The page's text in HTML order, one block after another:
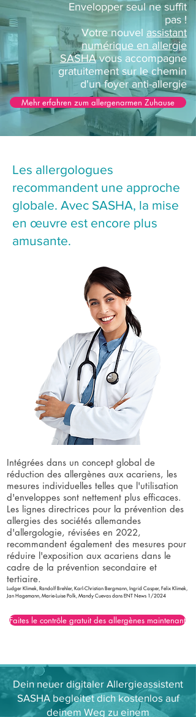
Envelopper seul ne suffit
pas !
Votre nouvel assistant
numérique en allergie
SASHAvous accompagne
gratuitement sur le chemin
d'un foyer anti-allergie
Mehr erfahren zum allergenarmen Zuhause
Les allergologues
recommandent une approche
globale. Avec SASHA, la mise
en œuvre est encore plus
amusante.
Intégrées dans un concept global de
réduction des allergènes aux acariens, les
mesures individuelles telles que l'utilisation
d'enveloppes sont nettement plus efficaces.
Les lignes directrices pour la prévention des
allergies des sociétés allemandes
d'allergologie, révisées en 2022,
recommandent également des mesures pour
réduire l'exposition aux acariens dans le
cadre de la prévention secondaire et
tertiaire.
Ludger Klimek, Randolf Brehler, Karl-Christian Bergmann, Ingrid Casper, Felix Klimek,
Jan Hagemann, Marie-Luise Polk, Mandy Cuevas dans ENT News 1/2024
Faites le contrôle gratuit des allergènes maintenant
Dein neuer digitaler Allergieassistent
SASHA begleitet dich kostenlos auf
deinem Weg zu einem